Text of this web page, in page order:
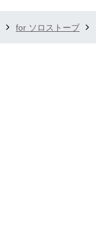
for ソロストーブ